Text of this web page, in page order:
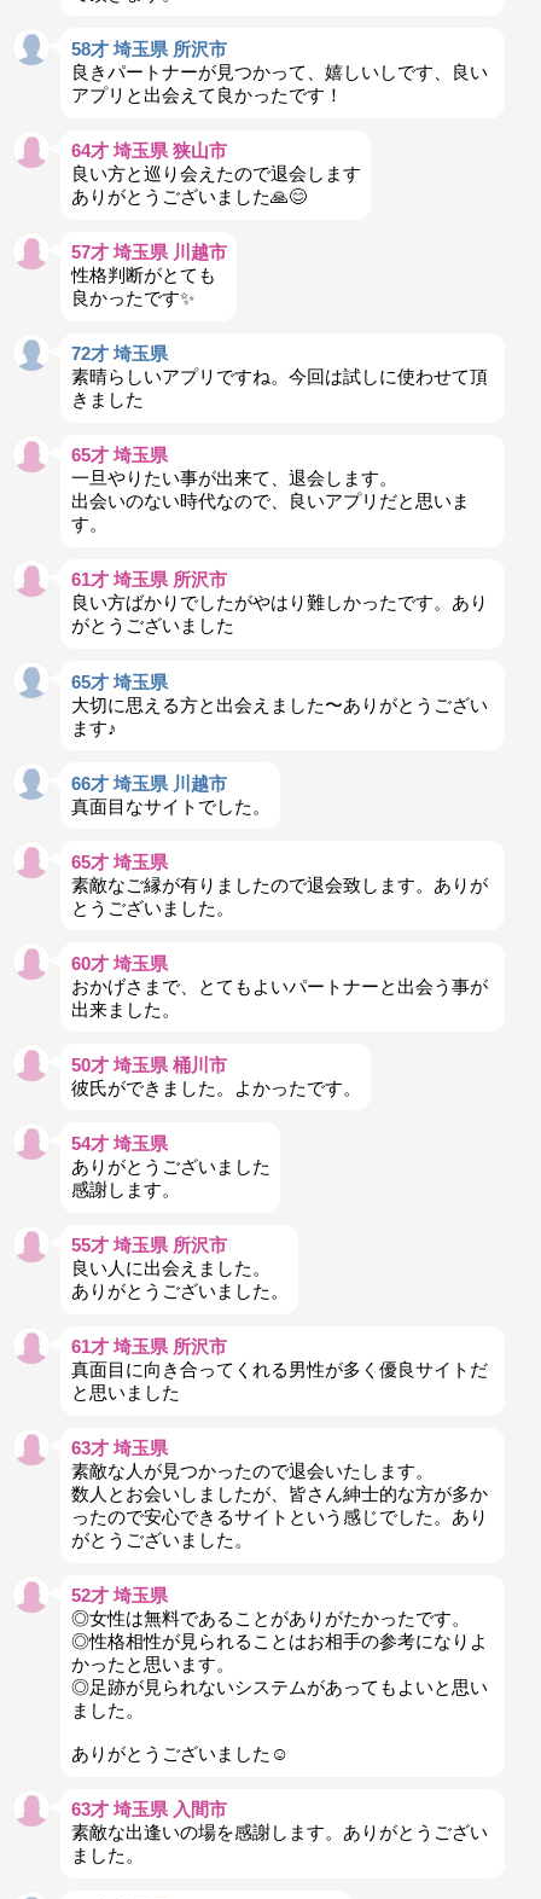
58才 埼玉県 所沢市
良きパートナーが見つかって、嬉しいしです、良い
アプリと出会えて良かったです！
64才 埼玉県 狭山市
良い方と巡り会えたので退会します
ありがとうございました🙏😊
57才 埼玉県 川越市
性格判断がとても
良かったです✨️
72才 埼玉県
素晴らしいアプリですね。今回は試しに使わせて頂
きました
65才 埼玉県
一旦やりたい事が出来て、退会します。
出会いのない時代なので、良いアプリだと思いま
す。
61才 埼玉県 所沢市
良い方ばかりでしたがやはり難しかったです。あり
がとうございました
65才 埼玉県
大切に思える方と出会えました〜ありがとうござい
ます♪
66才 埼玉県 川越市
真面目なサイトでした。
65才 埼玉県
素敵なご縁が有りましたので退会致します。ありが
とうございました。
60才 埼玉県
おかげさまで、とてもよいパートナーと出会う事が
出来ました。
50才 埼玉県 桶川市
彼氏ができました。よかったです。
54才 埼玉県
ありがとうございました
感謝します。
55才 埼玉県 所沢市
良い人に出会えました。
ありがとうございました。
61才 埼玉県 所沢市
真面目に向き合ってくれる男性が多く優良サイトだ
と思いました
63才 埼玉県
素敵な人が見つかったので退会いたします。
数人とお会いしましたが、皆さん紳士的な方が多か
ったので安心できるサイトという感じでした。あり
がとうございました。
52才 埼玉県
◎女性は無料であることがありがたかったです。
◎性格相性が見られることはお相手の参考になりよ
かったと思います。
◎足跡が見られないシステムがあってもよいと思い
ました。
ありがとうございました☺️
63才 埼玉県 入間市
素敵な出逢いの場を感謝します。ありがとうござい
ました。